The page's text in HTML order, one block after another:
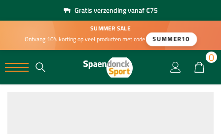
Gratis verzending vanaf €75
SUMMER SALE
Ontvang 10% korting op veel producten met code
SUMMER10
00